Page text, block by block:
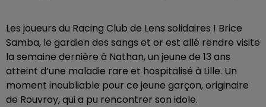
Les joueurs du Racing Club de Lens solidaires ! Brice
Samba, le gardien des sangs et or est allé rendre visite
la semaine dernière à Nathan, un jeune de 13 ans
atteint d’une maladie rare et hospitalisé à Lille. Un
moment inoubliable pour ce jeune garçon, originaire
de Rouvroy, qui a pu rencontrer son idole.